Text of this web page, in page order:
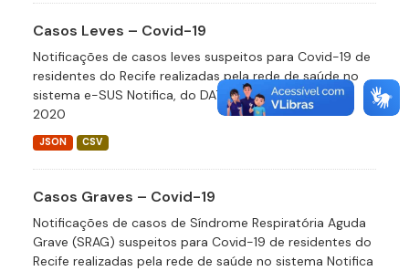
Casos Leves – Covid-19
Notificações de casos leves suspeitos para Covid-19 de
residentes do Recife realizadas pela rede de saúde no
sistema e-SUS Notifica, do DATASUS desde abril de
2020
JSON CSV
Casos Graves – Covid-19
Notificações de casos de Síndrome Respiratória Aguda
Grave (SRAG) suspeitos para Covid-19 de residentes do
Recife realizadas pela rede de saúde no sistema Notifica